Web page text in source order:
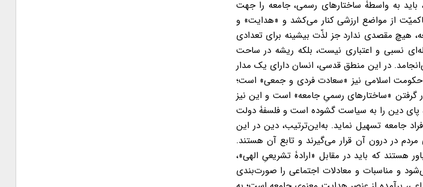
به واسطۀ ساختارهای رسمی، جامعه را جهت
از مواضع ارزشی کنار می‌کشد و «هدایت» و
هیچ مقصدی ندارد جز لذّت بیشینه برای تعدادی
نسبی و اعتباری نیست، بلکه ریشه در ساحت
در این منطق قدسی، انسان دارای یک مدار
حکومت اسلامی نیز «سعادت فردی و جمعی» است؛
«ساختارهای رسمیِ جامعه» است و این نیز
دین را به سیاست گشوده است و فلسفۀ دولت
جامعه تسهیل نماید. به‌این‌ترتیب، دین در این
در درون آن قرار می‌گیرند و تابع آن هستند.
هستند که باید در مقابل «ارادۀ تشریعیِ الهی»،
و مناسبات و معادلات اجتماعی را صورت‌بندی